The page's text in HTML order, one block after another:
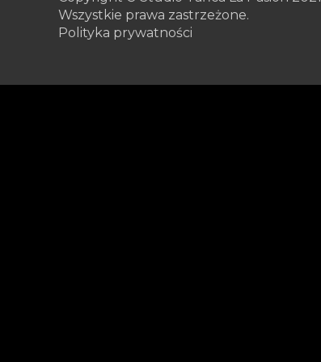
Wszystkie prawa zastrzeżone.
Polityka prywatności